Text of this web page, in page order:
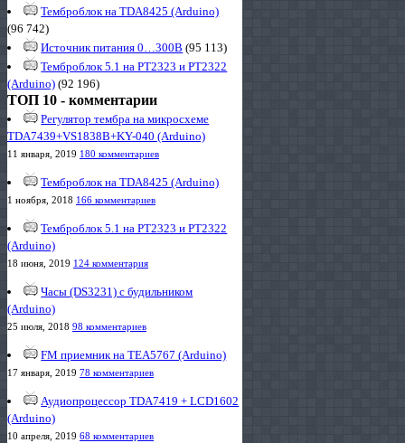
Темброблок на TDA8425 (Arduino)
(96 742)
Источник питания 0…300В (95 113)
Темброблок 5.1 на PT2323 и PT2322
(Arduino) (92 196)
ТОП 10 - комментарии
Регулятор тембра на микросхеме
TDA7439+VS1838B+KY-040 (Arduino)
11 января, 2019 180 комментариев
Темброблок на TDA8425 (Arduino)
1 ноября, 2018 166 комментариев
Темброблок 5.1 на PT2323 и PT2322
(Arduino)
18 июня, 2019 124 комментария
Часы (DS3231) с будильником
(Arduino)
25 июля, 2018 98 комментариев
FM приемник на TEA5767 (Arduino)
17 января, 2019 78 комментариев
Аудиопроцессор TDA7419 + LCD1602
(Arduino)
10 апреля, 2019 68 комментариев